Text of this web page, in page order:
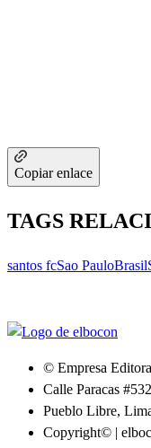
Copiar enlace
TAGS
santos fcSao PauloBrasil
© Empresa
Calle Paracas #532
Pueblo Libre,
Copyright© |